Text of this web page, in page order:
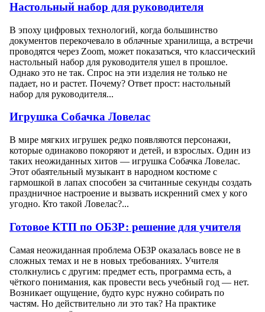
Настольный набор для руководителя
В эпоху цифровых технологий, когда большинство
документов перекочевало в облачные хранилища, а встречи
проводятся через Zoom, может показаться, что классический
настольный набор для руководителя ушел в прошлое.
Однако это не так. Спрос на эти изделия не только не
падает, но и растет. Почему? Ответ прост: настольный
набор для руководителя...
Игрушка Собачка Ловелас
В мире мягких игрушек редко появляются персонажи,
которые одинаково покоряют и детей, и взрослых. Один из
таких неожиданных хитов — игрушка Собачка Ловелас.
Этот обаятельный музыкант в народном костюме с
гармошкой в лапах способен за считанные секунды создать
праздничное настроение и вызвать искренний смех у кого
угодно. Кто такой Ловелас?...
Готовое КТП по ОБЗР: решение для учителя
Самая неожиданная проблема ОБЗР оказалась вовсе не в
сложных темах и не в новых требованиях. Учителя
столкнулись с другим: предмет есть, программа есть, а
чёткого понимания, как провести весь учебный год — нет.
Возникает ощущение, будто курс нужно собирать по
частям. Но действительно ли это так? На практике